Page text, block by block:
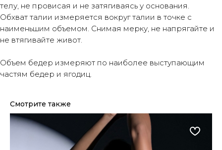
телу, не провисая и не затягиваясь у основания.
Обхват талии измеряется вокруг талии в точке с
наименьшим объемом. Снимая мерку, не напрягайте и
не втягивайте живот.
Объем бедер измеряют по наиболее выступающим
частям бедер и ягодиц.
Смотрите также